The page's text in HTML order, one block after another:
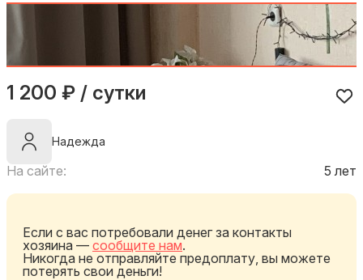
1 200 ₽ / сутки
Надежда
На сайте: 5 лет
Если с вас потребовали денег за контакты
хозяина — сообщите нам.
Никогда не отправляйте предоплату, вы можете
потерять свои деньги!